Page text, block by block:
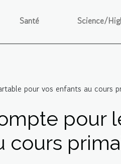
Santé Science/
pour vos enfants au cours
pour
cours